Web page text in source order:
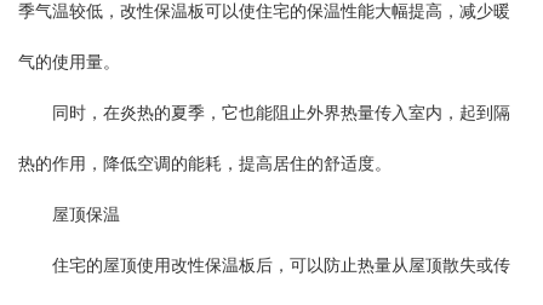
季气温较低，改性保温板可以使住宅的保温性能大幅提高，减少暖
气的使用量。
同时，在炎热的夏季，它也能阻止外界热量传入室内，起到隔
热的作用，降低空调的能耗，提高居住的舒适度。
屋顶保温
住宅的屋顶使用改性保温板后，可以防止热量从屋顶散失或传